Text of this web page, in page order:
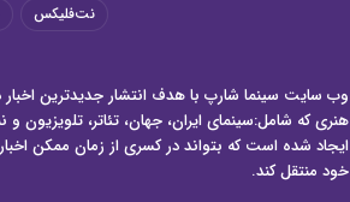
نت‌فلیکس
وب سایت سینما شارپ با هدف انتشار جدیدترین
هنری که شامل:سینمای ایران، جهان، تئاتر، تلویزیون
ایجاد شده است که بتواند در کسری از زمان ممکن
خود منتقل کند.